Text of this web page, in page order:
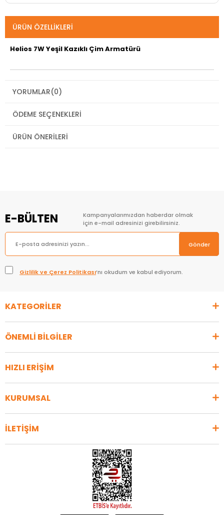
ÜRÜN ÖZELLIKLERI
Helios 7W Yeşil Kazıklı Çim Armatürü
YORUMLAR(0)
ÖDEME SEÇENEKLERI
ÜRÜN ÖNERILERI
E-BÜLTEN
Kampanyalarımızdan haberdar olmak
için e-mail adresinizi girebilirsiniz.
Gönder
Gizlilik ve Çerez Politikası’nı okudum ve kabul ediyorum.
KATEGORİLER
ÖNEMLİ BİLGİLER
HIZLI ERİŞİM
KURUMSAL
İLETİŞİM